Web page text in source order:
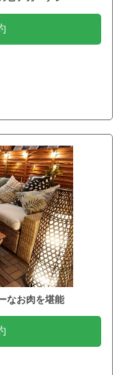
なお肉を堪能